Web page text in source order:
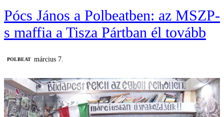
Pócs János a Polbeatben: az MSZP-
s maffia a Tisza Pártban él tovább
‎POLBEAT március 7.